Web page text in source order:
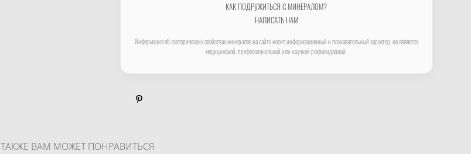
КАК ПОДРУЖИТЬСЯ С МИНЕРАЛОМ?
НАПИСАТЬ НАМ
Информация об эзотерических свойствах минералов на сайте носит информационный и познавательный характер, не является
медицинской, профессиональной или научной рекомендацией.
ТАКЖЕ ВАМ МОЖЕТ ПОНРАВИТЬСЯ